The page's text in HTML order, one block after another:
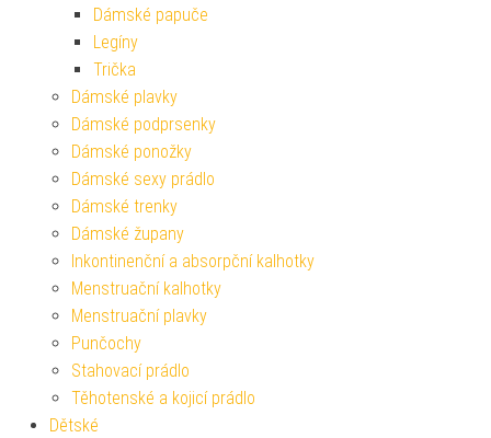
Dámské papuče
Legíny
Trička
Dámské plavky
Dámské podprsenky
Dámské ponožky
Dámské sexy prádlo
Dámské trenky
Dámské župany
Inkontinenční a absorpční kalhotky
Menstruační kalhotky
Menstruační plavky
Punčochy
Stahovací prádlo
Těhotenské a kojicí prádlo
Dětské